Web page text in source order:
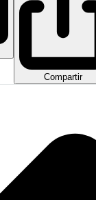
Compartir